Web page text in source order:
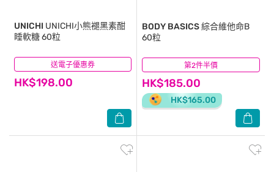
送電子優惠券
UNICHI UNICHI小熊褪黑素酣
睡軟糖 60粒
HK$198.00
(0) 第2件半價
BODY BASICS綜合維他命B
60粒
HK$185.00
HK$165.00
(0)